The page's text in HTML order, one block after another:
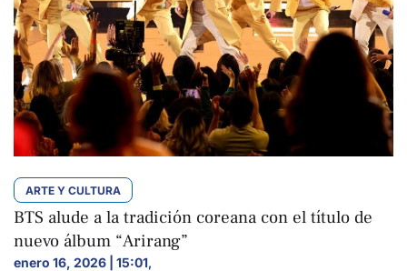
ARTE Y CULTURA
BTS alude a la tradición coreana con el título de
nuevo álbum “Arirang”
enero 16, 2026 | 15:01,